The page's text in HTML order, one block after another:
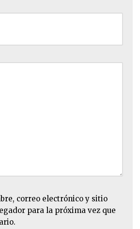
correo electrónico y sitio
para la próxima vez que